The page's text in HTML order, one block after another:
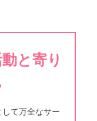
と寄り
て万全なサー